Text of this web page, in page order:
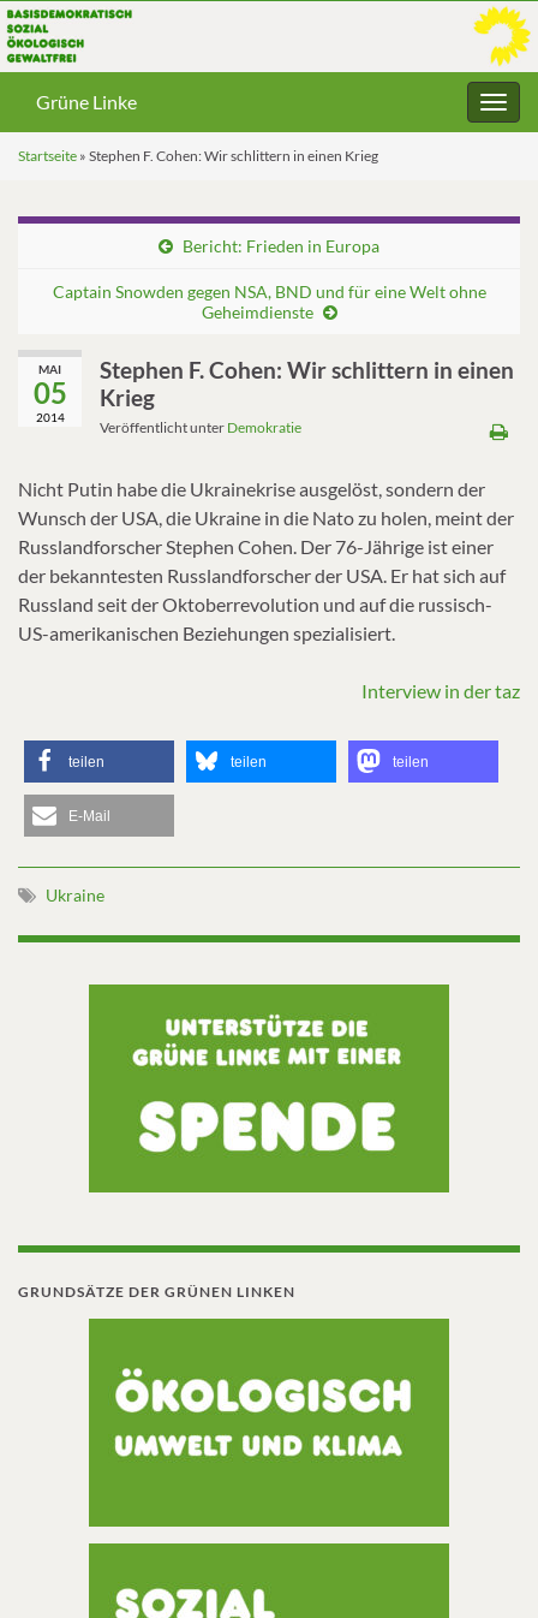
Grüne Linke
Startseite » Stephen F. Cohen: Wir schlittern in einen Krieg
Bericht: Frieden in Europa
Captain Snowden gegen NSA, BND und für eine Welt ohne
Geheimdienste
MAI
05
2014
Stephen F. Cohen: Wir schlittern in einen
Krieg
Veröffentlicht unter Demokratie
Nicht Putin habe die Ukrainekrise ausgelöst, sondern der
Wunsch der USA, die Ukraine in die Nato zu holen, meint der
Russlandforscher Stephen Cohen. Der 76-Jährige ist einer
der bekanntesten Russlandforscher der USA. Er hat sich auf
Russland seit der Oktoberrevolution und auf die russisch-
US-amerikanischen Beziehungen spezialisiert.
Interview in der taz
teilen teilen teilen
E-Mail
Ukraine
GRUNDSÄTZE DER GRÜNEN LINKEN